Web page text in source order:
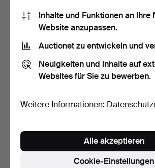
2 HISTORISMUS
VORLEGE & 6
MOKKALÖFFELl, um…
3 Gebote
56 USD 139 USD
Inhalte und Funktionen an Ihre
Website anzupassen.
Auctionet zu entwickeln und
Neuigkeiten und Inhalte auf
Websites für Sie zu bewerben.
Weitere Informationen:
Cookie-Einstellungen
Alle akzeptieren